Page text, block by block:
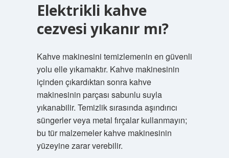
Elektrikli kahve
cezvesi yıkanır mı?
Kahve makinesini temizlemenin en güvenli
yolu elle yıkamaktır. Kahve makinesinin
içinden çıkardıktan sonra kahve
makinesinin parçası sabunlu suyla
yıkanabilir. Temizlik sırasında aşındırıcı
süngerler veya metal fırçalar kullanmayın;
bu tür malzemeler kahve makinesinin
yüzeyine zarar verebilir.